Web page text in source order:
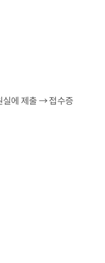
실에 제출 → 접수증